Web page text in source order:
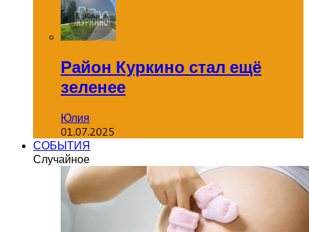
Район Куркино стал ещё
зеленее
Юлия
01.07.2025
СОБЫТИЯ
Случайное